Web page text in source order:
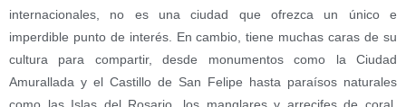
internacionales, no es una ciudad que ofrezca un único e
imperdible punto de interés. En cambio, tiene muchas caras de su
cultura para compartir, desde monumentos como la Ciudad
Amurallada y el Castillo de San Felipe hasta paraísos naturales